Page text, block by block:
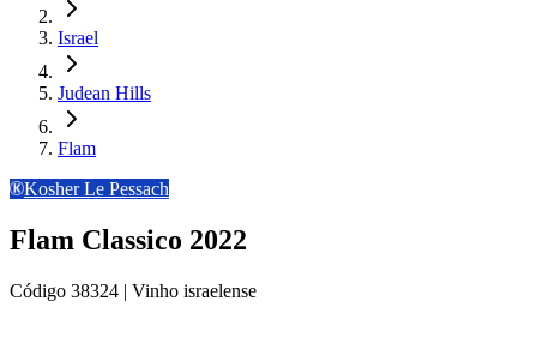
Israel
Judean Hills
Flam
Kosher Le Pessach
Flam Classico 2022
Código 38324 | Vinho israelense